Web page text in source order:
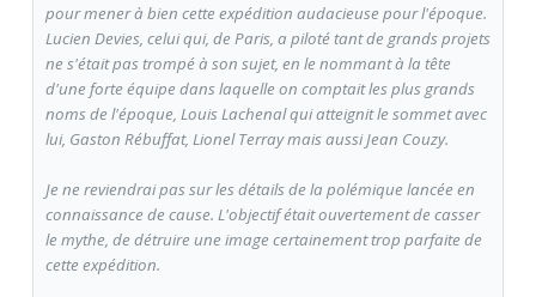
pour mener à bien cette expédition audacieuse pour l'époque.
Lucien Devies, celui qui, de Paris, a piloté tant de grands projets
ne s'était pas trompé à son sujet, en le nommant à la tête
d'une forte équipe dans laquelle on comptait les plus grands
noms de l'époque, Louis Lachenal qui atteignit le sommet avec
lui, Gaston Rébuffat, Lionel Terray mais aussi Jean Couzy.
Je ne reviendrai pas sur les détails de la polémique lancée en
connaissance de cause. L'objectif était ouvertement de casser
le mythe, de détruire une image certainement trop parfaite de
cette expédition.